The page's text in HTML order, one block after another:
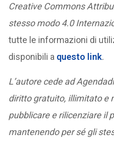
Creative Commons
stesso modo 4.0
tutte le informazioni di
disponibili a questo link.
L’autore cede ad
diritto gratuito, illimitato e
pubblicare e rilicenziare il
mantenendo per sé gli